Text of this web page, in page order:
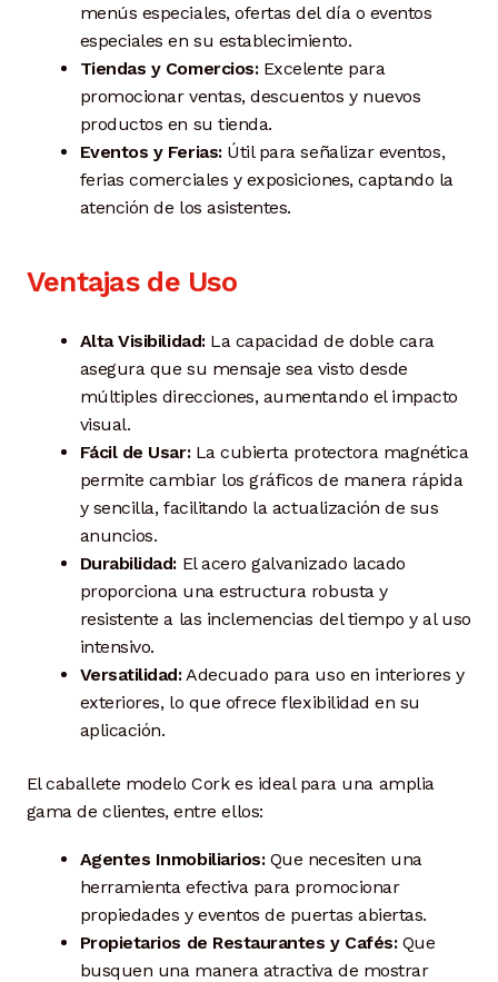
menús especiales, ofertas del día o eventos
especiales en su establecimiento.
Tiendas y Comercios:Excelente para
promocionar ventas, descuentos y nuevos
productos en su tienda.
Eventos y Ferias:Útil para señalizar eventos,
ferias comerciales y exposiciones, captando la
atención de los asistentes.
Ventajas de Uso
Alta Visibilidad:La capacidad de doble cara
asegura que su mensaje sea visto desde
múltiples direcciones, aumentando el impacto
visual.
Fácil de Usar:La cubierta protectora magnética
permite cambiar los gráficos de manera rápida
y sencilla, facilitando la actualización de sus
anuncios.
Durabilidad: El acero galvanizado lacado
proporciona una estructura robusta y
resistente a las inclemencias del tiempo y al uso
intensivo.
Versatilidad:Adecuado para uso en interiores y
exteriores, lo que ofrece flexibilidad en su
aplicación.
El caballete modelo Cork es ideal para una amplia
gama de clientes, entre ellos:
Agentes Inmobiliarios:Que necesiten una
herramienta efectiva para promocionar
propiedades y eventos de puertas abiertas.
Propietarios de Restaurantes y Cafés:Que
busquen una manera atractiva de mostrar